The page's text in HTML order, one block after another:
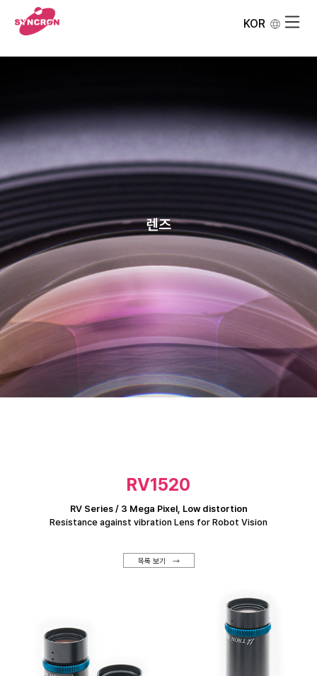
KOR
렌즈
RV1520
RV Series / 3 Mega Pixel, Low distortion
Resistance against vibration Lens for Robot Vision
목록 보기